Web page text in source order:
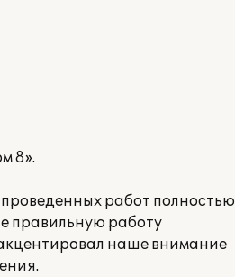
8».
проведенных работ полностью
правильную работу
наше внимание